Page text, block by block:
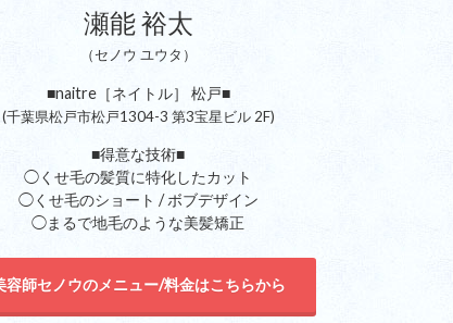
瀬能 裕太
（セノウ ユウタ）
■naitre［ネイトル］ 松戸■
(千葉県松戸市松戸1304-3 第3宝星ビル 2F)
■得意な技術■
◯くせ毛の髪質に特化したカット
◯くせ毛のショート / ボブデザイン
◯まるで地毛のような美髪矯正
容師セノウのメニュー/料金はこちらから